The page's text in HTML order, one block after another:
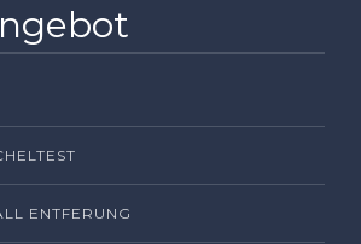
ENTFERUNG